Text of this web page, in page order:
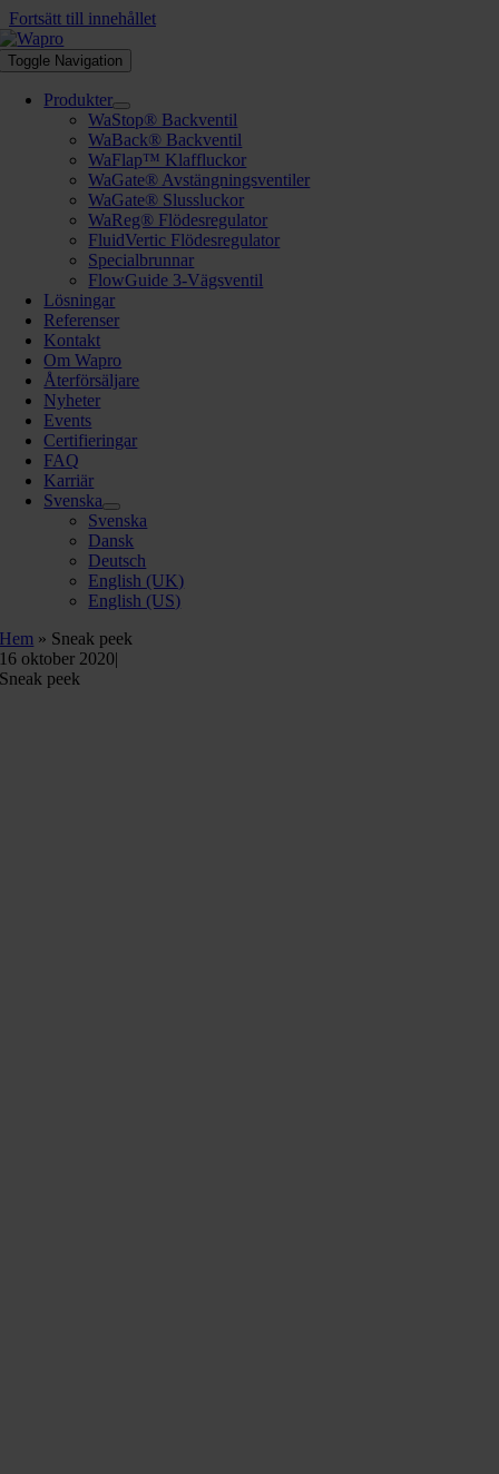
Fortsätt till innehållet
Toggle Navigation
Produkter
WaStop® Backventil
WaBack® Backventil
WaFlap™ Klaffluckor
WaGate® Avstängningsventiler
WaGate® Slussluckor
WaReg® Flödesregulator
FluidVertic Flödesregulator
Specialbrunnar
FlowGuide 3-Vägsventil
Lösningar
Referenser
Kontakt
Om Wapro
Återförsäljare
Nyheter
Events
Certifieringar
FAQ
Karriär
Svenska
Svenska
Dansk
Deutsch
English (UK)
English (US)
Hem » Sneak peek
16 oktober 2020|
Sneak peek